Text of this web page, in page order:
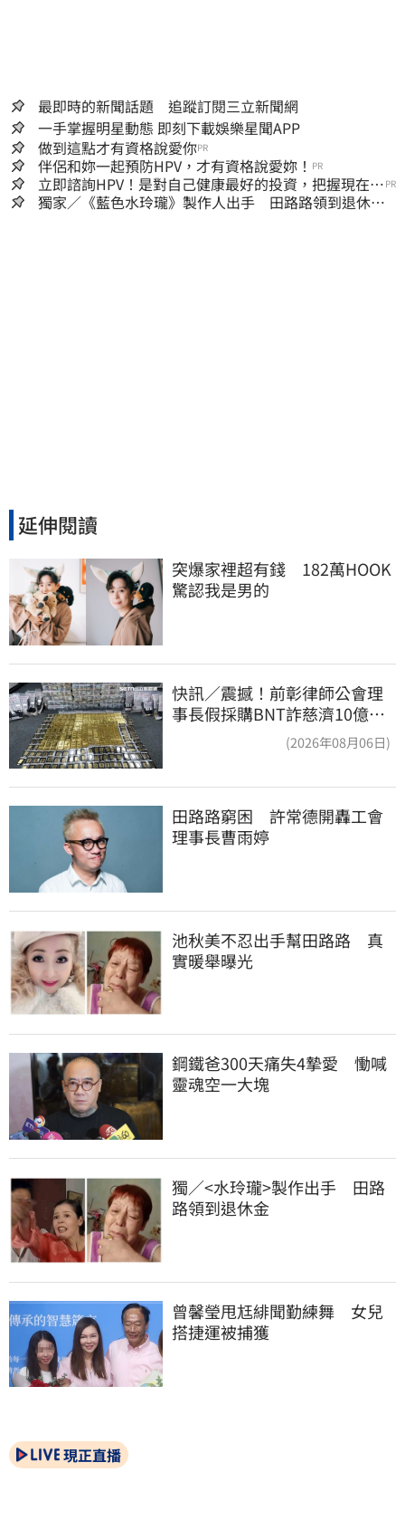
最即時的新聞話題 追蹤訂閱三立新聞網
一手掌握明星動態 即刻下載娛樂星聞APP
做到這點才有資格說愛你PR
伴侶和妳一起預防HPV，才有資格說愛妳！ PR
立即諮詢HPV！是對自己健康最好的投資，把握現在不
嫌晚！
PR
獨家／《藍色水玲瓏》製作人出手 田路路領到退休
延伸閱讀
突爆家裡超有錢　182萬HOOK
驚認我是男的
快訊／震撼！前彰律師公會理
事長假採購BNT詐慈濟10億、
洗錢囤232kg黃金(2026年08月06日)
田路路窮困　許常德開轟工會
理事長曹雨婷
池秋美不忍出手幫田路路　真
實暖舉曝光
鋼鐵爸300天痛失4摯愛　慟喊
靈魂空一大塊
獨／<水玲瓏>製作出手　田路
路領到退休金
曾馨瑩甩尪緋聞勤練舞　女兒
搭捷運被捕獲
現正直播